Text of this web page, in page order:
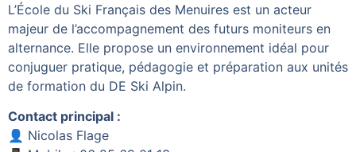
L’École du Ski Français des Menuires est un acteur
majeur de l’accompagnement des futurs moniteurs en
alternance. Elle propose un environnement idéal pour
conjuguer pratique, pédagogie et préparation aux unités
de formation du DE Ski Alpin.
Contact principal :
👤 Nicolas Flage